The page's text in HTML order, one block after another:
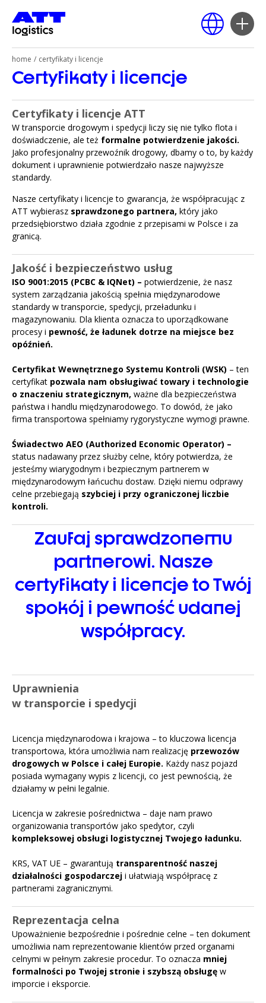
Polski
English
Русский
home / certyfikaty i licencje
Certyfikaty i licencje
Certyfikaty i licencje ATT
W transporcie drogowym i spedycji liczy się nie tylko flota i
doświadczenie, ale też formalne potwierdzenie jakości.
Jako profesjonalny przewoźnik drogowy, dbamy o to, by każdy
dokument i uprawnienie potwierdzało nasze najwyższe
standardy.
Nasze certyfikaty i licencje to gwarancja, że współpracując z
ATT wybierasz sprawdzonego partnera, który jako
przedsiębiorstwo działa zgodnie z przepisami w Polsce i za
granicą.
Jakość i bezpieczeństwo usług
ISO 9001:2015 (PCBC & IQNet) – potwierdzenie, że nasz
system zarządzania jakością spełnia międzynarodowe
standardy w transporcie, spedycji, przeładunku i
magazynowaniu. Dla klienta oznacza to uporządkowane
procesy i pewność, że ładunek dotrze na miejsce bez
opóźnień.
Certyfikat Wewnętrznego Systemu Kontroli (WSK) – ten
certyfikat pozwala nam obsługiwać towary i technologie
o znaczeniu strategicznym, ważne dla bezpieczeństwa
państwa i handlu międzynarodowego. To dowód, że jako
firma transportowa spełniamy rygorystyczne wymogi prawne.
Świadectwo AEO (Authorized Economic Operator) –
status nadawany przez służby celne, który potwierdza, że
jesteśmy wiarygodnym i bezpiecznym partnerem w
międzynarodowym łańcuchu dostaw. Dzięki niemu odprawy
celne przebiegają szybciej i przy ograniczonej liczbie
kontroli.
Zaufaj sprawdzonemu
partnerowi. Nasze
certyfikaty i licencje to Twój
spokój i pewność udanej
współpracy.
Uprawnienia
w transporcie i spedycji
Licencja międzynarodowa i krajowa – to kluczowa licencja
transportowa, która umożliwia nam realizację przewozów
drogowych w Polsce i całej Europie. Każdy nasz pojazd
posiada wymagany wypis z licencji, co jest pewnością, że
działamy w pełni legalnie.
Licencja w zakresie pośrednictwa – daje nam prawo
organizowania transportów jako spedytor, czyli
kompleksowej obsługi logistycznej Twojego ładunku.
KRS, VAT UE – gwarantują transparentność naszej
działalności gospodarczej i ułatwiają współpracę z
partnerami zagranicznymi.
Reprezentacja celna
Upoważnienie bezpośrednie i pośrednie celne – ten dokument
umożliwia nam reprezentowanie klientów przed organami
celnymi w pełnym zakresie procedur. To oznacza mniej
formalności po Twojej stronie i szybszą obsługę w
imporcie i eksporcie.